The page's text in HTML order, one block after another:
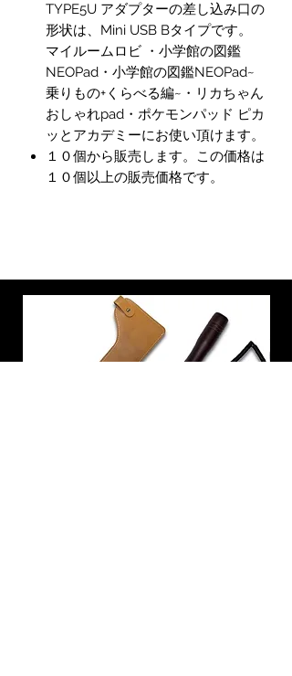
TYPE5U アダプターの差し込み口の
形状は、Mini USB Bタイプです。
マイルームロビ ・小学館の図鑑
NEOPad・小学館の図鑑NEOPad~
乗りもの+くらべる編~・リカちゃん
おしゃれpad・ポケモンパッド ピカ
ッとアカデミーにお使い頂けます。
１０個から販売します。この価格は
１０個以上の販売価格です。